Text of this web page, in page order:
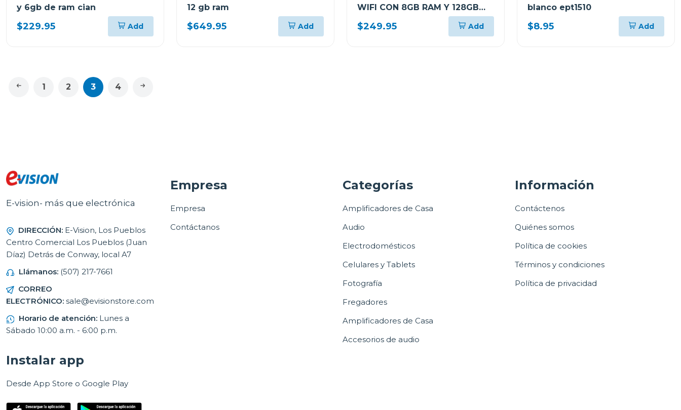
y 6gb de ram cian
$229.95 Add
12 gb ram
$649.95 Add
WIFI CON 8GB RAM Y 128GB
ALMACENAMIENTO GRIS LUNAR
CON FOLIO TECLADO Y PEN
$249.95 Add
blanco ept1510
$8.95 Add
1 2 3 4
E-vision- más que electrónica
DIRECCIÓN: E-Vision, Los Pueblos
Centro Comercial Los Pueblos (Juan
Díaz) Detrás de Conway, local A7
Llámanos: (507) 217-7661
CORREO
ELECTRÓNICO: sale@evisionstore.com
Horario de atención: Lunes a
Sábado 10:00 a.m. - 6:00 p.m.
Empresa
Empresa
Contáctanos
Categorías
Amplificadores de Casa
Audio
Electrodomésticos
Celulares y Tablets
Fotografía
Fregadores
Amplificadores de Casa
Accesorios de audio
Información
Contáctenos
Quiénes somos
Política de cookies
Términos y condiciones
Política de privacidad
Instalar app
Desde App Store o Google Play